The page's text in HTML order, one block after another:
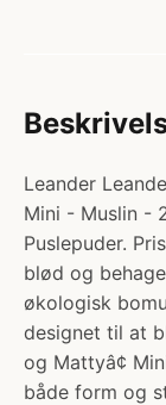
Leander
Mini - Muslin -
Puslepuder.
blød og
økologisk
designet til at
og Mattyâ¢
både form og